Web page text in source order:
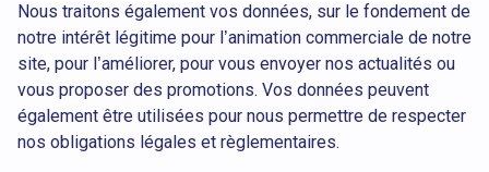
Nous traitons également vos données, sur le fondement de
notre intérêt légitime pour l’animation commerciale de notre
site, pour l’améliorer, pour vous envoyer nos actualités ou
vous proposer des promotions. Vos données peuvent
également être utilisées pour nous permettre de respecter
nos obligations légales et règlementaires.